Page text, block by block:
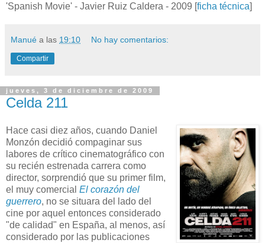
'Spanish Movie' - Javier Ruiz Caldera - 2009 [ficha técnica]
Manué a las 19:10 No hay comentarios:
Compartir
jueves, 3 de diciembre de 2009
Celda 211
Hace casi diez años, cuando Daniel
Monzón decidió compaginar sus
labores de crítico cinematográfico con
su recién estrenada carrera como
director, sorprendió que su primer film,
el muy comercial El corazón del
guerrero, no se situara del lado del
cine por aquel entonces considerado
"de calidad" en España, al menos, así
considerado por las publicaciones